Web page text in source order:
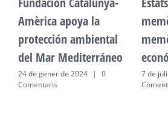
Amèrica apoya la
protección ambiental
del Mar Mediterráneo
24 de gener de 2024 |
0
Comentaris
7 de